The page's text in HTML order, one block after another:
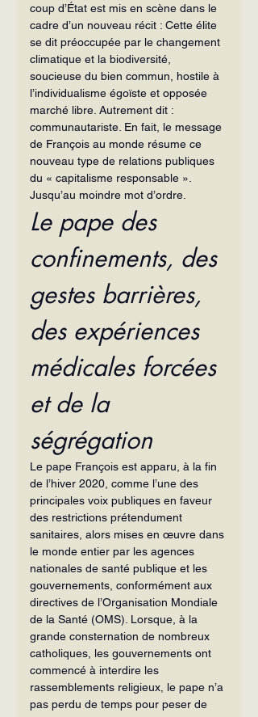
coup d’État est mis en scène dans le
cadre d’un nouveau récit : Cette élite
se dit préoccupée par le changement
climatique et la biodiversité,
soucieuse du bien commun, hostile à
l’individualisme égoïste et opposée
marché libre. Autrement dit :
communautariste. En fait, le message
de François au monde résume ce
nouveau type de relations publiques
du « capitalisme responsable ».
Jusqu’au moindre mot d’ordre.
Le pape des
confinements, des
gestes barrières,
des expériences
médicales forcées
et de la
ségrégation
Le pape François est apparu, à la fin
de l’hiver 2020, comme l’une des
principales voix publiques en faveur
des restrictions prétendument
sanitaires, alors mises en œuvre dans
le monde entier par les agences
nationales de santé publique et les
gouvernements, conformément aux
directives de l’Organisation Mondiale
de la Santé (OMS). Lorsque, à la
grande consternation de nombreux
catholiques, les gouvernements ont
commencé à interdire les
rassemblements religieux, le pape n’a
pas perdu de temps pour peser de